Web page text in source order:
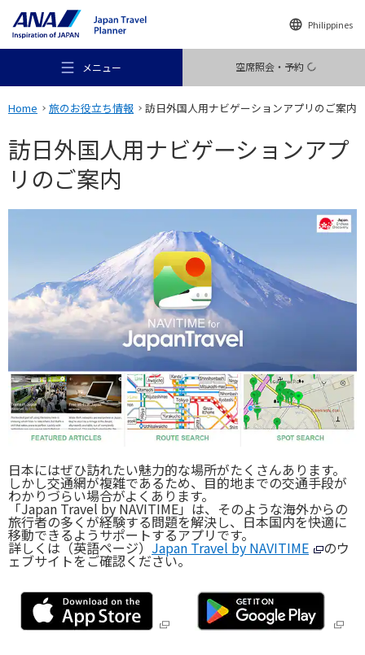
Philippines
メニュー 空席照会・予約
旅のアイデア
行き先
旅のお役立ち情報
ANA サービス
閉じる
Home 旅のお役立ち情報 訪日外国人用ナビゲーションアプリのご案内
訪日外国人用ナビゲーションアプ
リのご案内
日本にはぜひ訪れたい魅力的な場所がたくさんあります。
しかし交通網が複雑であるため、目的地までの交通手段が
わかりづらい場合がよくあります。
「Japan Travel by NAVITIME」は、そのような海外からの
旅行者の多くが経験する問題を解決し、日本国内を快適に
移動できるようサポートするアプリです。
詳しくは（英語ページ） Japan Travel by NAVITIME のウ
ェブサイトをご確認ください。